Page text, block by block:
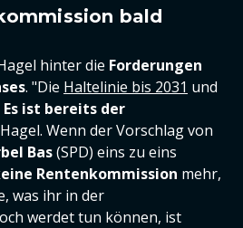
bald
hinter die Forderungen
. "Die Haltelinie bis 2031 und
Es ist bereits der
Wenn der Vorschlag von
Bas(SPD) eins zu eins
Rentenkommission mehr,
was ihr in der
werdet tun können, ist